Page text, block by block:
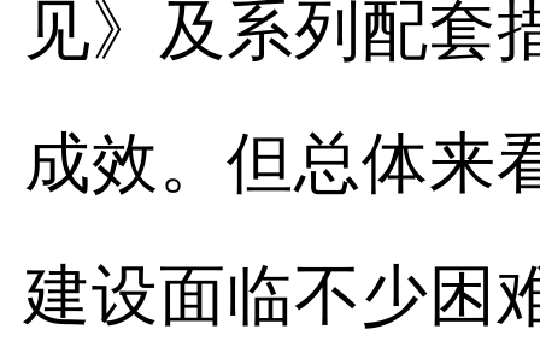
见》及系列配套
成效。但总体来
建设面临不少困